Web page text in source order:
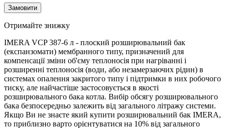
Замовити
Отримайте знижку
IMERA VCP 387-6 л - плоский розширювальний бак
(експанзомати) мембранного типу, призначений для
компенсації зміни об'єму теплоносія при нагріванні і
розширенні теплоносія (води, або незамерзаючих рідин) в
системах опалення закритого типу і підтримки в них робочого
тиску, але найчастіше застосовується в якості
розширювального бака котла. Вибір обсягу розширювального
бака безпосередньо залежить від загального літражу системи.
Якщо Ви не знаєте який купити розширювальний бак IMERA,
то приблизно варто орієнтуватися на 10% від загального